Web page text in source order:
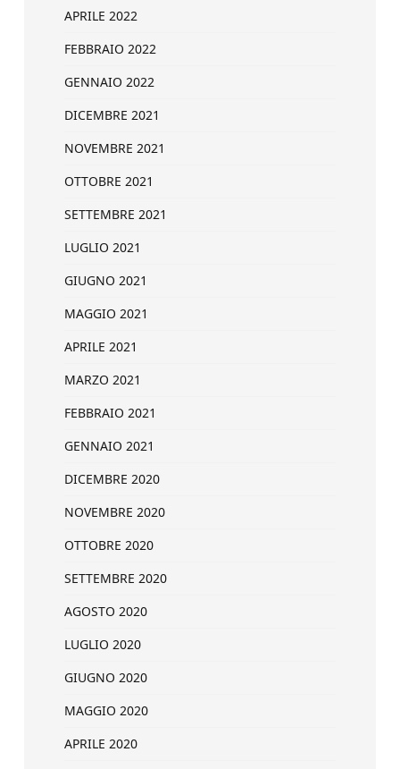
APRILE 2022
FEBBRAIO 2022
GENNAIO 2022
DICEMBRE 2021
NOVEMBRE 2021
OTTOBRE 2021
SETTEMBRE 2021
LUGLIO 2021
GIUGNO 2021
MAGGIO 2021
APRILE 2021
MARZO 2021
FEBBRAIO 2021
GENNAIO 2021
DICEMBRE 2020
NOVEMBRE 2020
OTTOBRE 2020
SETTEMBRE 2020
AGOSTO 2020
LUGLIO 2020
GIUGNO 2020
MAGGIO 2020
APRILE 2020